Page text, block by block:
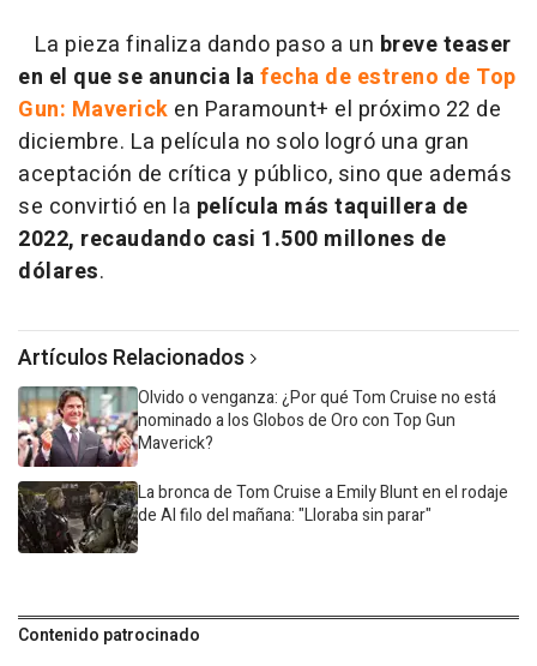
La pieza finaliza dando paso a un breve teaser
en el que se anuncia lafecha de estreno de Top
Gun: Maverick en Paramount+ el próximo 22 de
diciembre. La película no solo logró una gran
aceptación de crítica y público, sino que además
se convirtió en la película más taquillera de
2022, recaudando casi 1.500 millones de
dólares.
Artículos Relacionados
Olvido o venganza: ¿Por qué Tom Cruise no está
nominado a los Globos de Oro con Top Gun
Maverick?
La bronca de Tom Cruise a Emily Blunt en el rodaje
de Al filo del mañana: "Lloraba sin parar"
Contenido patrocinado